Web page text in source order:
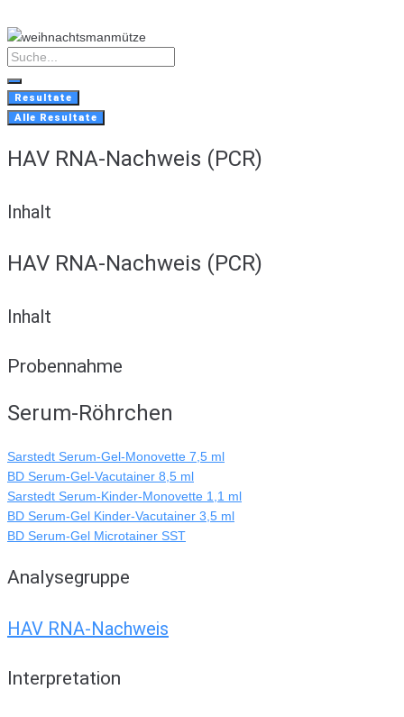
to
content
Search
...
Resultate
Alle Resultate
HAV RNA-Nachweis (PCR)
Inhalt
HAV RNA-Nachweis (PCR)
Inhalt
Probennahme
Serum-Röhrchen
Sarstedt Serum-Gel-Monovette 7,5 ml
BD Serum-Gel-Vacutainer 8,5 ml
Sarstedt Serum-Kinder-Monovette 1,1 ml
BD Serum-Gel Kinder-Vacutainer 3,5 ml
BD Serum-Gel Microtainer SST
Analysegruppe
HAV RNA-Nachweis
Interpretation